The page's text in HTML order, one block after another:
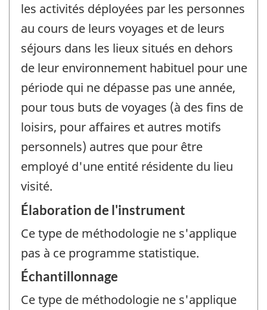
les activités déployées par les personnes
au cours de leurs voyages et de leurs
séjours dans les lieux situés en dehors
de leur environnement habituel pour une
période qui ne dépasse pas une année,
pour tous buts de voyages (à des fins de
loisirs, pour affaires et autres motifs
personnels) autres que pour être
employé d'une entité résidente du lieu
visité.
Élaboration de l'instrument
Ce type de méthodologie ne s'applique
pas à ce programme statistique.
Échantillonnage
Ce type de méthodologie ne s'applique